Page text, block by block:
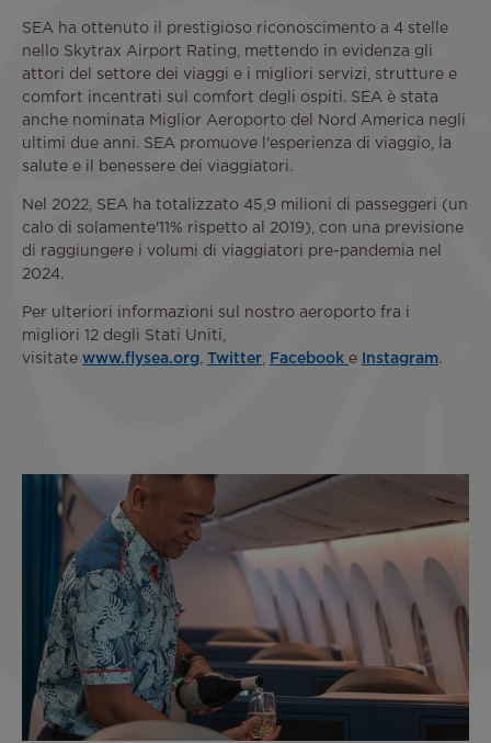
SEA ha ottenuto il prestigioso riconoscimento a 4 stelle
nello Skytrax Airport Rating, mettendo in evidenza gli
attori del settore dei viaggi e i migliori servizi, strutture e
comfort incentrati sul comfort degli ospiti. SEA è stata
anche nominata Miglior Aeroporto del Nord America negli
ultimi due anni. SEA promuove l'esperienza di viaggio, la
salute e il benessere dei viaggiatori.
Nel 2022, SEA ha totalizzato 45,9 milioni di passeggeri (un
calo di solamente'11% rispetto al 2019), con una previsione
di raggiungere i volumi di viaggiatori pre-pandemia nel
2024.
Per ulteriori informazioni sul nostro aeroporto fra i
migliori 12 degli Stati Uniti,
visitate www.flysea.org Twitter Facebook e Instagram.